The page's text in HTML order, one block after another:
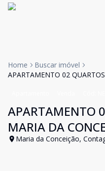
Home
Buscar imóvel
APARTAMENTO 02
APARTAMENTO
MARIA DA
Maria da Conceição,